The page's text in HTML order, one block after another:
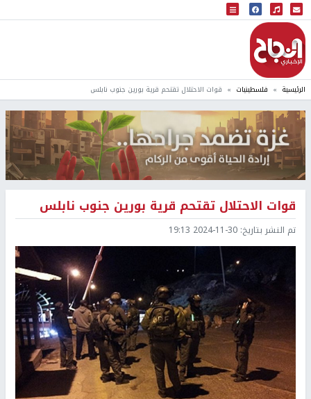
البث المباشر
إذاعة النجاح
الرئيسية فلسطينيات قوات الاحتلال تقتحم قرية بورين جنوب نابلس
قوات الاحتلال تقتحم قرية بورين جنوب نابلس
تم النشر بتاريخ: 2024-11-30 19:13